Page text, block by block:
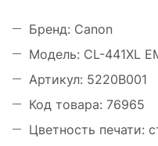
Бренд: Canon
Модель: CL-441XL
Артикул: 5220B001
Код товара: 76965
Цветность печати: